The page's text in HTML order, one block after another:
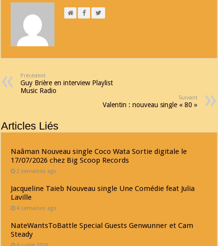
Précédent
Guy Brière en interview Playlist
Music Radio
Suivant
Valentin : nouveau single « 80 »
Articles Liés
Naâman Nouveau single Coco Wata Sortie digitale le
17/07/2026 chez Big Scoop Records
2 semaines ago
Jacqueline Taieb Nouveau single Une Comédie feat Julia
Laville
4 semaines ago
NateWantsToBattle Special Guests Genwunner et Cam
Steady